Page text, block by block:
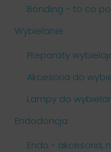
Bonding - to co
Wybielanie
Preparaty
Akcesoria do
Lampy do
Endodoncja
Endo - akcesoria,